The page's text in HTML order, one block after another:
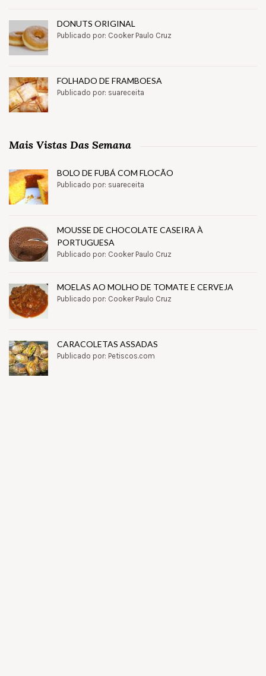
DONUTS ORIGINAL
Publicado por: Cooker Paulo Cruz
FOLHADO DE FRAMBOESA
Publicado por: suareceita
Mais Vistas Das Semana
BOLO DE FUBÁ COM FLOCÃO
Publicado por: suareceita
MOUSSE DE CHOCOLATE CASEIRA À
PORTUGUESA
Publicado por: Cooker Paulo Cruz
MOELAS AO MOLHO DE TOMATE E CERVEJA
Publicado por: Cooker Paulo Cruz
CARACOLETAS ASSADAS
Publicado por: Petiscos.com